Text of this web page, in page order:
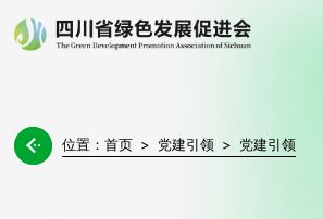
 位置：首页 > 党建引领 > 党建引领